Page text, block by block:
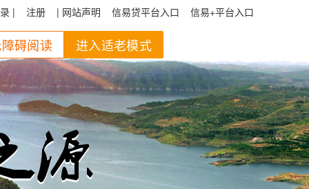
| 注册 | 网站声明 信易贷平台入口 信易+平台入口
进入适老模式
碍阅读